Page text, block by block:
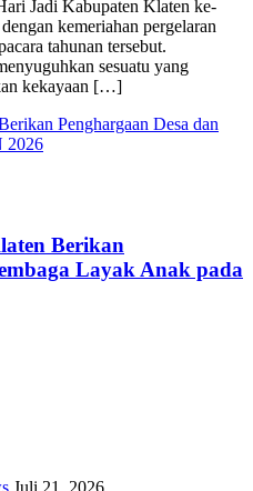
Jadi Kabupaten Klaten ke-
kemeriahan pergelaran
tahunan tersebut.
sesuatu yang
kekayaan […]
Berikan
Layak Anak pada